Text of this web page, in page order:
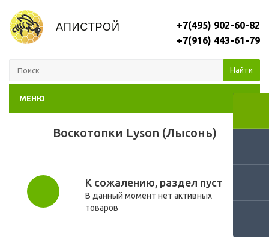
+7(495) 902-60-82
+7(916) 443-61-79
Найти
МЕНЮ
Воскотопки Lyson (Лысонь)
К сожалению, раздел пуст
В данный момент нет активных
товаров